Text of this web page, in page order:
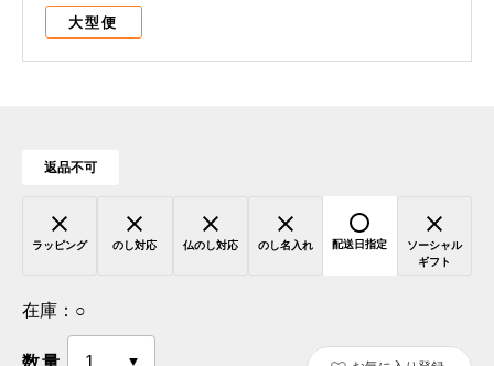
大型便
返品不可
ラッピング のし対応 仏のし対応 のし名入れ 配送日指定
ソーシャル
ギフト
在庫： ○
数量